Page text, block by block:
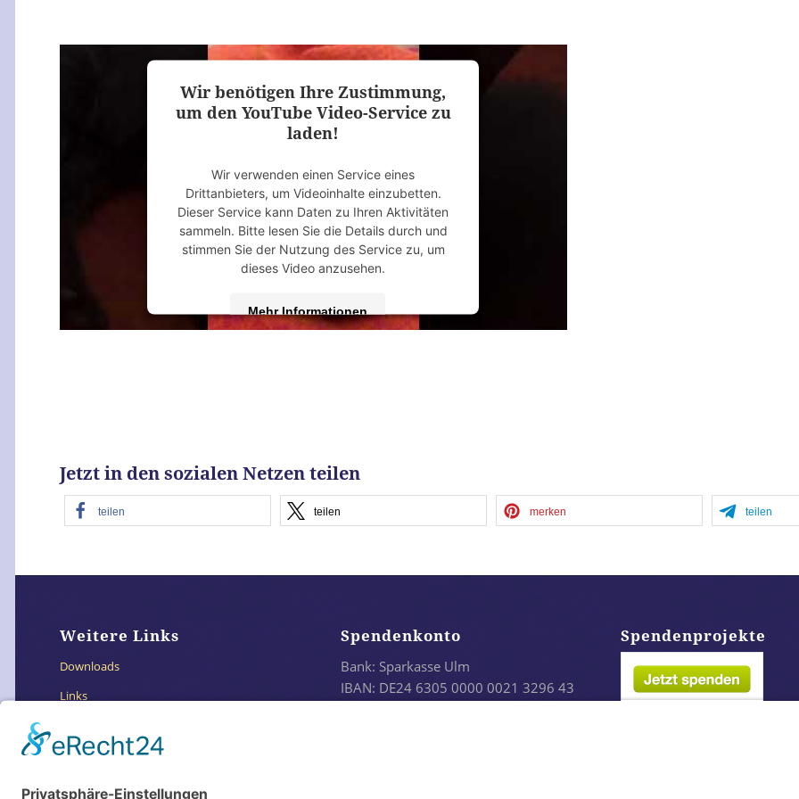
powered byUsercentrics Consent Management
Platform&eRecht24
Wir benötigen Ihre Zustimmung,
um den YouTube Video-Service zu
laden!
Wir verwenden einen Service eines
Drittanbieters, um Videoinhalte einzubetten.
Dieser Service kann Daten zu Ihren Aktivitäten
sammeln. Bitte lesen Sie die Details durch und
stimmen Sie der Nutzung des Service zu, um
dieses Video anzusehen.
Mehr Informationen
Jetzt in den sozialen Netzen teilen
teilen teilen merken teilen
Weitere Links
Downloads
Links
Datenschutzerklärung
Spendenkonto
Bank: Sparkasse Ulm
IBAN: DE24 6305 0000 0021 3296 43
Spendenprojekte